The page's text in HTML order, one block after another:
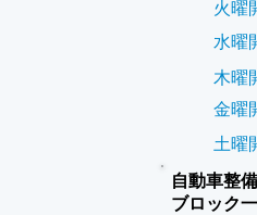
自動車整
ブロック
火曜
水曜
木曜
金曜
土曜